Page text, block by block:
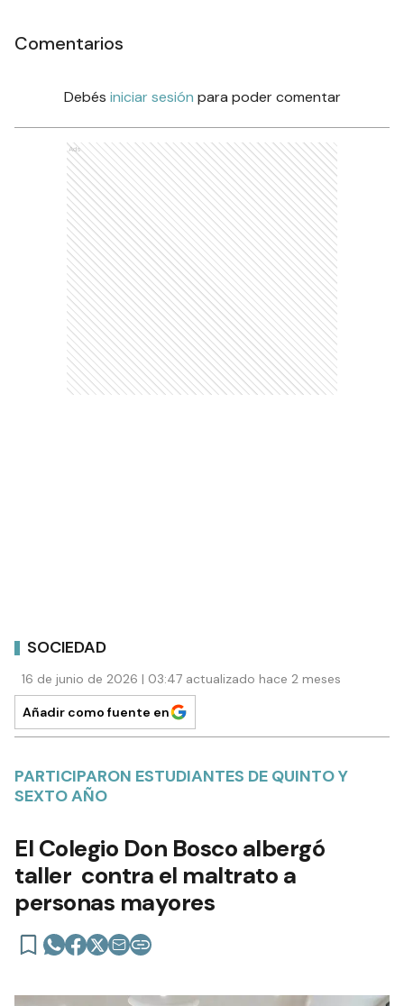
Comentarios
Debés iniciar sesión para poder comentar
Ads
SOCIEDAD
16 de junio de 2026 | 03:47 actualizado hace 2 meses
Añadir como fuente en
PARTICIPARON ESTUDIANTES DE QUINTO Y
SEXTO AÑO
El Colegio Don Bosco albergó
taller contra el maltrato a
personas mayores